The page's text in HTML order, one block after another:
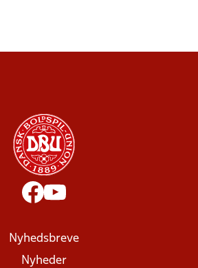
Nyhedsbreve
Nyheder